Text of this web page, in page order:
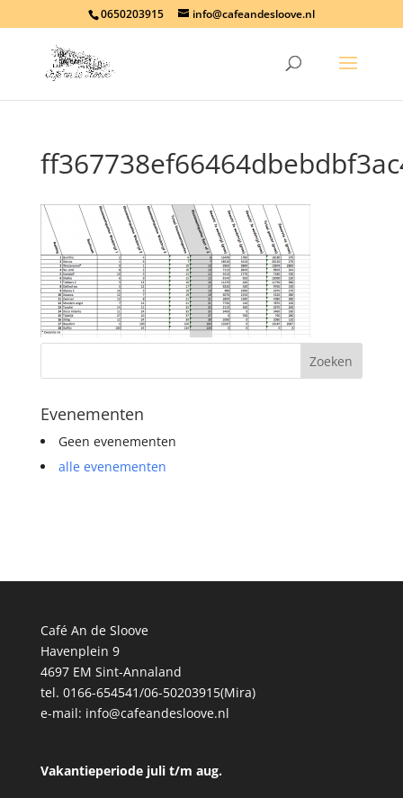
0650203915 info@cafeandesloove.nl
Evenementen
Geen evenementen
alle evenementen
Café An de Sloove
Havenplein 9
4697 EM Sint-Annaland
tel. 0166-654541/06-50203915(Mira)
e-mail: info@cafeandesloove.nl
Vakantieperiode juli t/m aug.